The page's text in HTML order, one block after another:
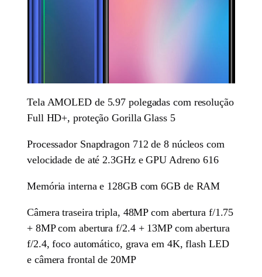
Tela AMOLED de 5.97 polegadas com resolução
Full HD+, proteção Gorilla Glass 5
Processador Snapdragon 712 de 8 núcleos com
velocidade de até 2.3GHz e GPU Adreno 616
Memória interna e 128GB com 6GB de RAM
Câmera traseira tripla, 48MP com abertura f/1.75
+ 8MP com abertura f/2.4 + 13MP com abertura
f/2.4, foco automático, grava em 4K, flash LED
e câmera frontal de 20MP